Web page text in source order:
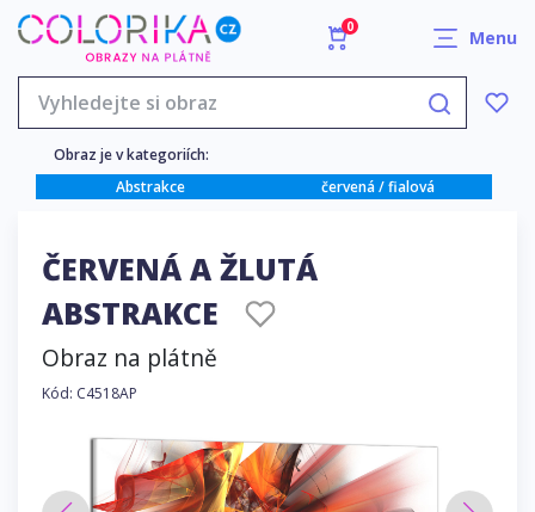
0 Menu
Obraz je v kategoriích:
Abstrakce
červená / fialová
ČERVENÁ A ŽLUTÁ
ABSTRAKCE
Obraz na plátně
Kód: C4518AP